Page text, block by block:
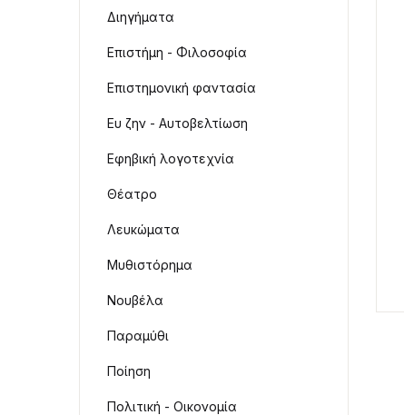
Διηγήματα
Επιστήμη - Φιλοσοφία
Επιστημονική φαντασία
Ευ ζην - Αυτοβελτίωση
Εφηβική λογοτεχνία
Θέατρο
Λευκώματα
Μυθιστόρημα
Νουβέλα
Παραμύθι
Ποίηση
Πολιτική - Οικονομία